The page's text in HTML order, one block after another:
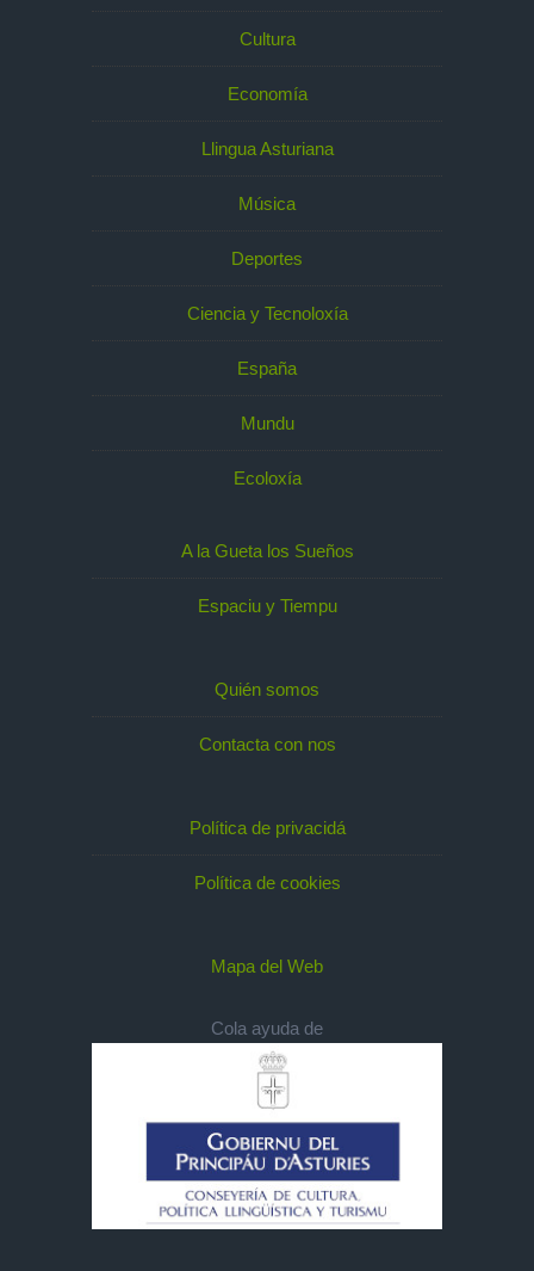
Cultura
Economía
Llingua Asturiana
Música
Deportes
Ciencia y Tecnoloxía
España
Mundu
Ecoloxía
A la Gueta los Sueños
Espaciu y Tiempu
Quién somos
Contacta con nos
Política de privacidá
Política de cookies
Mapa del Web
Cola ayuda de